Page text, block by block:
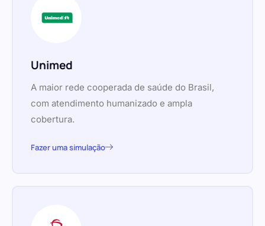
Unimed
A maior rede cooperada de saúde do Brasil,
com atendimento humanizado e ampla
cobertura.
Fazer uma simulação